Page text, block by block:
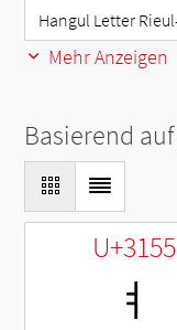
Hangul Letter
Mehr Anzeigen
Basierend auf
U+3155
ㅕ